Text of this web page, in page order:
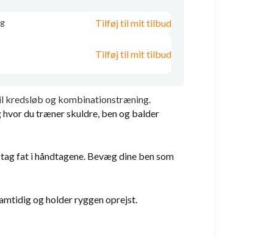
Tilføj til mit tilbud
Tilføj til mit tilbud
kredsløb og kombinationstræning.
du træner skuldre, ben og balder
fat i håndtagene. Bevæg dine ben som
og holder ryggen oprejst.